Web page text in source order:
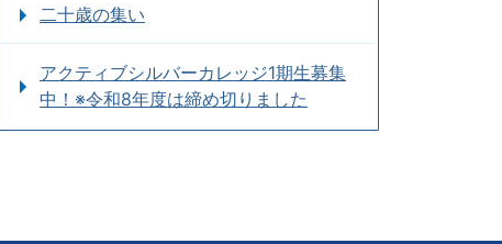
二十歳の集い
アクティブシルバーカレッジ1期生募集
中！※令和8年度は締め切りました